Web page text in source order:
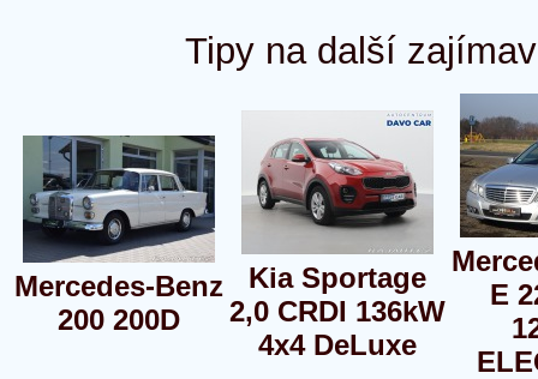
Tipy na další
Mercedes-Benz
200 200D
Kia Sportage
2,0 CRDI 136kW
4x4 DeLuxe
E